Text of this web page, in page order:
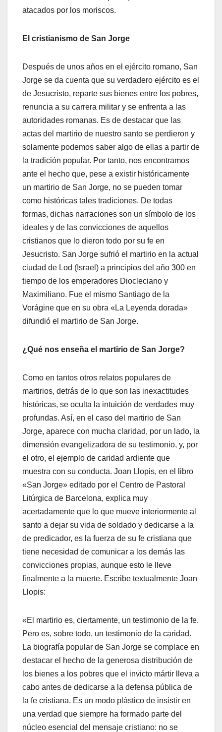
atacados por los moriscos.
El cristianismo de San Jorge
Después de unos años en el ejército romano, San
Jorge se da cuenta que su verdadero ejército es el
de Jesucristo, reparte sus bienes entre los pobres,
renuncia a su carrera militar y se enfrenta a las
autoridades romanas. Es de destacar que las
actas del martirio de nuestro santo se perdieron y
solamente podemos saber algo de ellas a partir de
la tradición popular. Por tanto, nos encontramos
ante el hecho que, pese a existir históricamente
un martirio de San Jorge, no se pueden tomar
como históricas tales tradiciones. De todas
formas, dichas narraciones son un símbolo de los
ideales y de las convicciones de aquellos
cristianos que lo dieron todo por su fe en
Jesucristo. San Jorge sufrió el martirio en la actual
ciudad de Lod (Israel) a principios del año 300 en
tiempo de los emperadores Diocleciano y
Maximiliano. Fue el mismo Santiago de la
Vorágine que en su obra «La Leyenda dorada»
difundió el martirio de San Jorge.
¿Qué nos enseña el martirio de San Jorge?
Como en tantos otros relatos populares de
martirios, detrás de lo que son las inexactitudes
históricas, se oculta la intuición de verdades muy
profundas. Así, en el caso del martirio de San
Jorge, aparece con mucha claridad, por un lado, la
dimensión evangelizadora de su testimonio, y, por
el otro, el ejemplo de caridad ardiente que
muestra con su conducta. Joan Llopis, en el libro
«San Jorge» editado por el Centro de Pastoral
Litúrgica de Barcelona, explica muy
acertadamente que lo que mueve interiormente al
santo a dejar su vida de soldado y dedicarse a la
de predicador, es la fuerza de su fe cristiana que
tiene necesidad de comunicar a los demás las
convicciones propias, aunque esto le lleve
finalmente a la muerte. Escribe textualmente Joan
Llopis:
«El martirio es, ciertamente, un testimonio de la fe.
Pero es, sobre todo, un testimonio de la caridad.
La biografía popular de San Jorge se complace en
destacar el hecho de la generosa distribución de
los bienes a los pobres que el invicto mártir lleva a
cabo antes de dedicarse a la defensa pública de
la fe cristiana. Es un modo plástico de insistir en
una verdad que siempre ha formado parte del
núcleo esencial del mensaje cristiano: no se